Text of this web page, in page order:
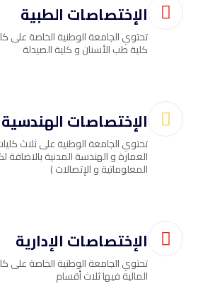
الإختصاصات الطبية
تحتوي الجامعة الوطنية الخاصة على
كلية طب الأسنان و كلية الصيدلة
الإختصاصات الهندسية
تحتوي الجامعة الوطنية على ثلاث
العمارة و الهندسة المدنية بالاضافة
المعلوماتية و الإتصالات )
الإختصاصات الإدارية
تحتوي الجامعة الوطنية الخاصة على
المالية فيها ثلاث أقسام